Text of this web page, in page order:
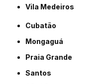
Vila Medeiros
Cubatão
Mongaguá
Praia Grande
Santos